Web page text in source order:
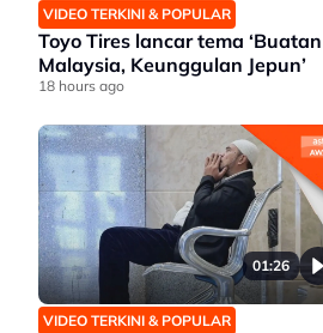
VIDEO TERKINI & POPULAR
Toyo Tires lancar tema ‘Buatan
Malaysia, Keunggulan Jepun’
18 hours ago
01:26
VIDEO TERKINI & POPULAR